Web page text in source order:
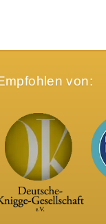
von: